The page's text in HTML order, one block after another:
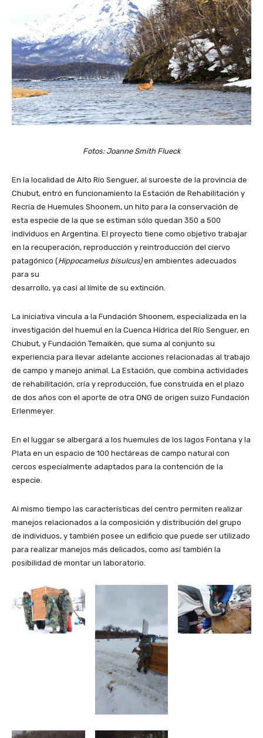
Fotos: Joanne Smith Flueck
En la localidad de Alto Río Senguer, al suroeste de la provincia de
Chubut, entró en funcionamiento la Estación de Rehabilitación y
Recría de Huemules Shoonem, un hito para la conservación de
esta especie de la que se estiman sólo quedan 350 a 500
individuos en Argentina. El proyecto tiene como objetivo trabajar
en la recuperación, reproducción y reintroducción del ciervo
patagónico (Hippocamelus bisulcus)en ambientes adecuados
para su
desarrollo, ya casi al límite de su extinción.
La iniciativa vincula a la Fundación Shoonem, especializada en la
investigación del huemul en la Cuenca Hídrica del Río Senguer, en
Chubut, y Fundación Temaikèn, que suma al conjunto su
experiencia para llevar adelante acciones relacionadas al trabajo
de campo y manejo animal. La Estación, que combina actividades
de rehabilitación, cría y reproducción, fue construida en el plazo
de dos años con el aporte de otra ONG de origen suizo Fundación
Erlenmeyer.
En el luggar se albergará a los huemules de los lagos Fontana y la
Plata en un espacio de 100 hectáreas de campo natural con
cercos especialmente adaptados para la contención de la
especie.
Al mismo tiempo las características del centro permiten realizar
manejos relacionados a la composición y distribución del grupo
de individuos, y también posee un edificio que puede ser utilizado
para realizar manejos más delicados, como así también la
posibilidad de montar un laboratorio.